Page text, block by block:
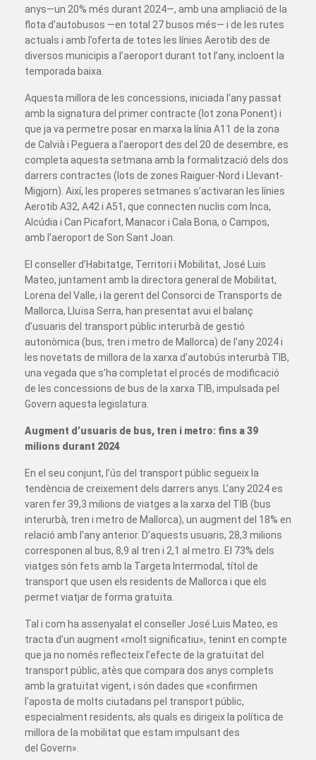
anys—un 20% més durant 2024—, amb una ampliació de la
flota d’autobusos —en total 27 busos més— i de les rutes
actuals i amb l’oferta de totes les línies Aerotib des de
diversos municipis a l’aeroport durant tot l’any, incloent la
temporada baixa.
Aquesta millora de les concessions, iniciada l’any passat
amb la signatura del primer contracte (lot zona Ponent) i
que ja va permetre posar en marxa la línia A11 de la zona
de Calvià i Peguera a l’aeroport des del 20 de desembre, es
completa aquesta setmana amb la formalització dels dos
darrers contractes (lots de zones Raiguer-Nord i Llevant-
Migjorn). Així, les properes setmanes s’activaran les línies
Aerotib A32, A42 i A51, que connecten nuclis com Inca,
Alcúdia i Can Picafort, Manacor i Cala Bona, o Campos,
amb l’aeroport de Son Sant Joan.
El conseller d’Habitatge, Territori i Mobilitat, José Luis
Mateo, juntament amb la directora general de Mobilitat,
Lorena del Valle, i la gerent del Consorci de Transports de
Mallorca, Lluïsa Serra, han presentat avui el balanç
d’usuaris del transport públic interurbà de gestió
autonòmica (bus, tren i metro de Mallorca) de l’any 2024 i
les novetats de millora de la xarxa d’autobús interurbà TIB,
una vegada que s’ha completat el procés de modificació
de les concessions de bus de la xarxa TIB, impulsada pel
Govern aquesta legislatura.
Augment d’usuaris de bus, tren i metro: fins a 39
milions durant 2024
En el seu conjunt, l’ús del transport públic segueix la
tendència de creixement dels darrers anys. L’any 2024 es
varen fer 39,3 milions de viatges a la xarxa del TIB (bus
interurbà, tren i metro de Mallorca), un augment del 18% en
relació amb l’any anterior. D’aquests usuaris, 28,3 milions
corresponen al bus, 8,9 al tren i 2,1 al metro. El 73% dels
viatges són fets amb la Targeta Intermodal, títol de
transport que usen els residents de Mallorca i que els
permet viatjar de forma gratuïta.
Tal i com ha assenyalat el conseller José Luis Mateo, es
tracta d’un augment «molt significatiu», tenint en compte
que ja no només reflecteix l’efecte de la gratuïtat del
transport públic, atès que compara dos anys complets
amb la gratuïtat vigent, i són dades que «confirmen
l'aposta de molts ciutadans pel transport públic,
especialment residents, als quals es dirigeix la política de
millora de la mobilitat que estam impulsant des
del Govern».